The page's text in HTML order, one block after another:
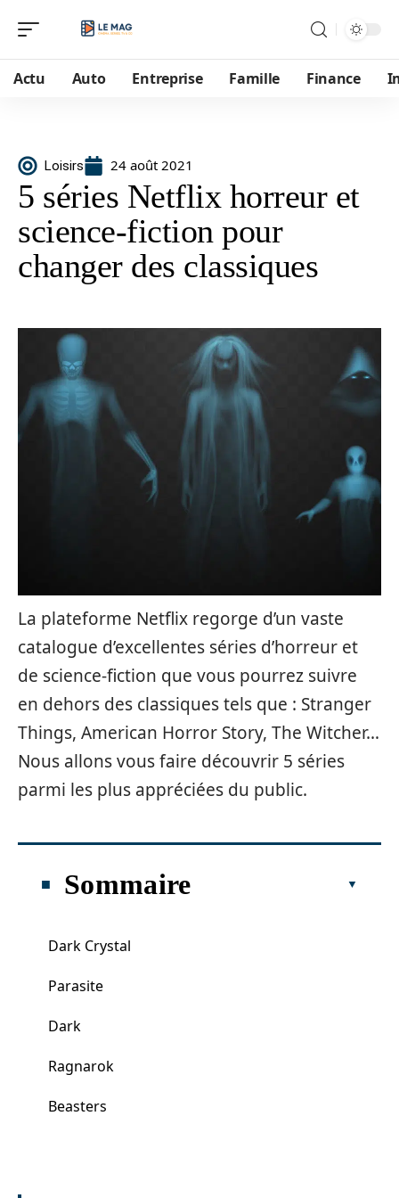
Actu Auto Entreprise Famille Finance
Loisirs 24 août 2021
5 séries Netflix horreur et
science-fiction pour
changer des classiques
La plateforme Netflix regorge d’un vaste
catalogue d’excellentes séries d’horreur et
de science-fiction que vous pourrez suivre
en dehors des classiques tels que : Stranger
Things, American Horror Story, The Witcher…
Nous allons vous faire découvrir 5 séries
parmi les plus appréciées du public.
Sommaire
Dark Crystal
Parasite
Dark
Ragnarok
Beasters